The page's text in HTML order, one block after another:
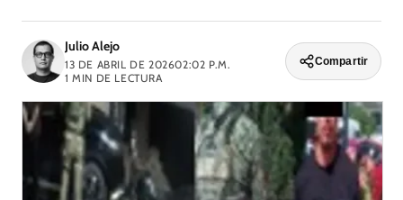
Julio Alejo
13 DE ABRIL DE 202602:02 P.M.
1 MIN DE LECTURA
Compartir